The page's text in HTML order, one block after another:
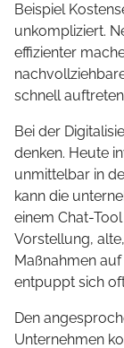
Beispiel
unkompliziert.
effizienter
schnell
Bei der
denken. Heute
unmittelbar in
kann die
einem Chat-
Vorstellung,
Maßnahmen
entpuppt sich
Den
Unternehmen